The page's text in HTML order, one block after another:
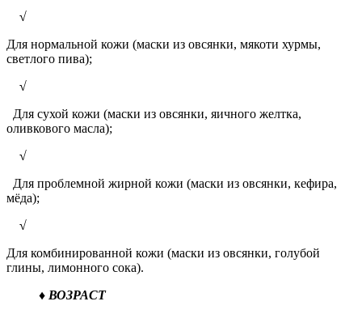
√
Для нормальной кожи (маски из овсянки, мякоти хурмы,
светлого пива);
√
Для сухой кожи (маски из овсянки, яичного желтка,
оливкового масла);
√
Для проблемной жирной кожи (маски из овсянки, кефира,
мёда);
√
Для комбинированной кожи (маски из овсянки, голубой
глины, лимонного сока).
♦ ВОЗРАСТ